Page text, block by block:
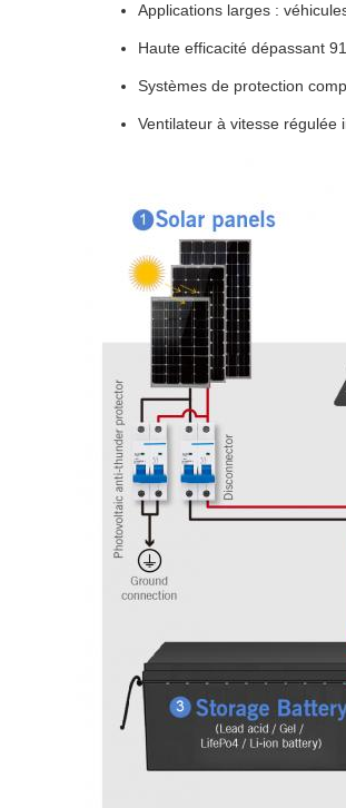
Applications larges :
Haute efficacité dépassant
Systèmes de protection
Ventilateur à vitesse